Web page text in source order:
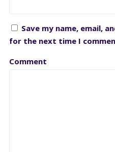
Save my name, email,
for the next time I
Comment